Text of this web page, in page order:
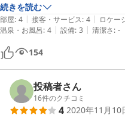
レンタカー事務所の２階が部屋
で静かにのんびり過ごせました。
スタッフの対応も親切ですがサ
プレハブ建てのような感じなの
になりそうな感じではあります。
wifiも問題なく利用出来ました
コードがあると便利かな。
ホントの「素泊まり民宿」なの
びましょう。
続きを読む
部屋: 4 | 接客・サービス: 4 | ロケー
温泉・お風呂: 4 | 設備: 3 | 清潔さ: -
154
投稿者さん
16件のクチコミ
4 2020年11月10